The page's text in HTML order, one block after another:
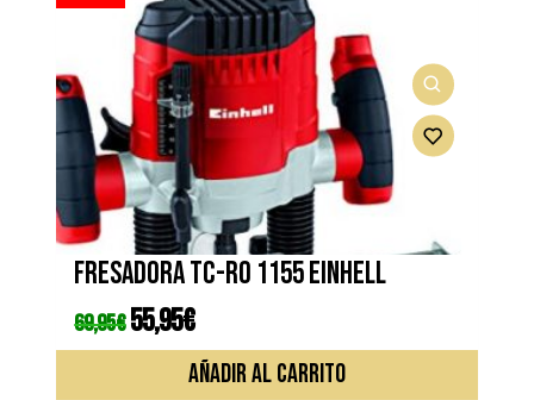
Fresadora TC-RO 1155 EINHELL
69,95€ El
precio
original
55,95€El
precio
actual
es:
55,95€.
AÑADIR AL CARRITO